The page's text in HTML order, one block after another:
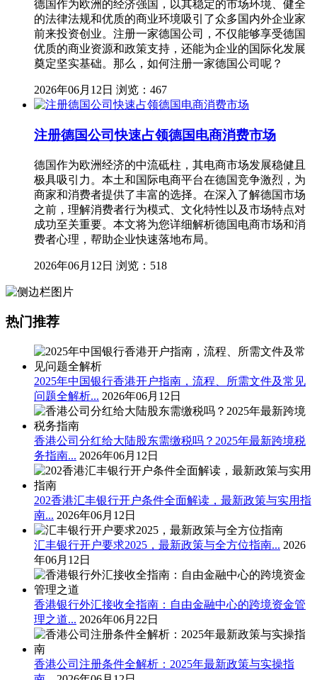
德国作为欧洲的经济强国，以其稳定的市场环境、健全
的法律法规和优质的商业环境吸引了众多国内外企业家
前来投资创业。注册一家德国公司，不仅能够享受德国
优质的商业资源和政策支持，还能为企业的国际化发展
奠定坚实基础。那么，如何注册一家德国公司呢？
2026年06月12日 浏览：467
注册德国公司快速占领德国电商消费市场
德国作为欧洲经济的中流砥柱，其电商市场发展稳健且
极具吸引力。本土和国际电商平台在德国竞争激烈，为
商家和消费者提供了丰富的选择。在深入了解德国市场
之前，理解消费者行为模式、文化特性以及市场特点对
成功至关重要。本文将为您详细解析德国电商市场和消
费者心理，帮助企业快速落地布局。
2026年06月12日 浏览：518
热门推荐
2025年中国银行香港开户指南，流程、所需文件及常见
问题全解析... 2026年06月12日
香港公司分红给大陆股东需缴税吗？2025年最新跨境税
务指南... 2026年06月12日
202香港汇丰银行开户条件全面解读，最新政策与实用指
南... 2026年06月12日
汇丰银行开户要求2025，最新政策与全方位指南... 2026
年06月12日
香港银行外汇接收全指南：自由金融中心的跨境资金管
理之道... 2026年06月22日
香港公司注册条件全解析：2025年最新政策与实操指